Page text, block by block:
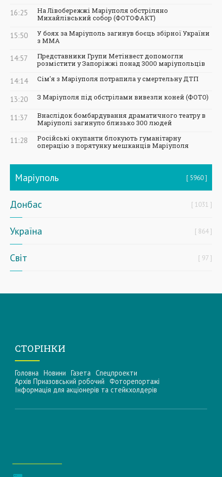
16:25
На Лівобережжі Маріуполя обстріляно
Михайлівський собор (ФОТОФАКТ)
15:50
У боях за Маріуполь загинув боєць збірної України
з ММА
14:57
Представники Групи Метінвест допомогли
розмістити у Запоріжжі понад 3000 маріупольців
14:14 Сім'я з Маріуполя потрапила у смертельну ДТП
13:20 З Маріуполя під обстрілами вивезли коней (ФОТО)
11:37
Внаслідок бомбардування драматичного театру в
Маріуполі загинуло близько 300 людей
11:28
Російські окупанти блокують гуманітарну
операцію з порятунку мешканців Маріуполя
Маріуполь 5960
Донбас 1031
Україна 864
Світ 97
СТОРІНКИ
Головна Новини Газета Спецпроекти
Архів Приазовський робочий Фоторепортажі
Інформацiя для акцiонерiв та стейкхолдерiв